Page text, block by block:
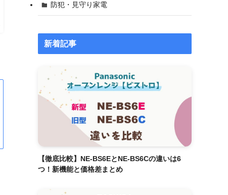
防犯・見守り家電
新着記事
【徹底比較】NE-BS6EとNE-BS6Cの違いは6
つ！新機能と価格差まとめ